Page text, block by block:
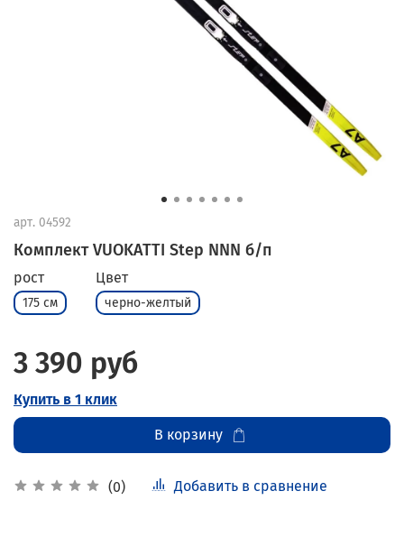
арт. 04592
Комплект VUOKATTI Step NNN б/п
(0) Добавить в сравнение
рост
175 см
Цвет
черно-желтый
3 390 руб
Купить в 1 клик
В корзину